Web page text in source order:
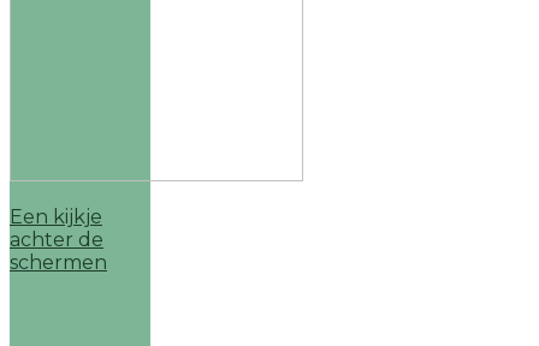
Een kijkje
achter de
schermen